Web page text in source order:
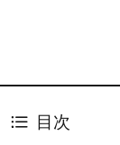
目次